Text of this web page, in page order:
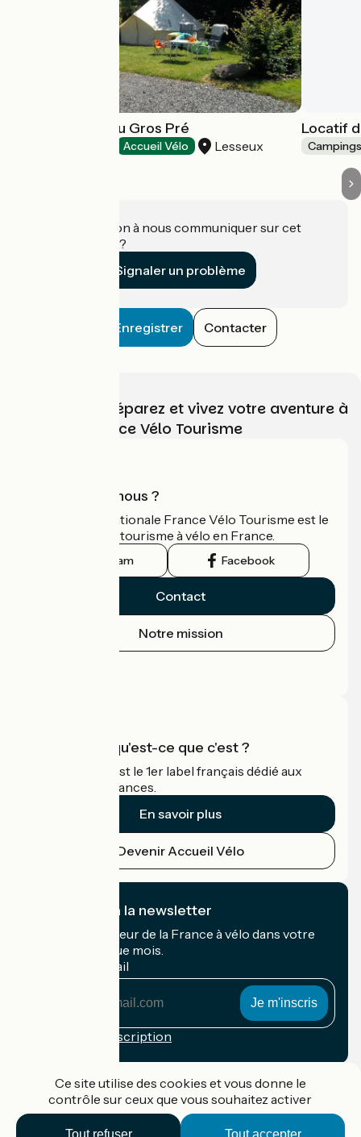
Camping-aire du Gros Pré
Accueil Vélo Lesseux
Locatif
Une information à nous communiquer sur cet
établissement ?
Signaler un problème
Enregistrer Contacter
Choisissez, préparez et vivez votre aventure à
vélo avec France Vélo Tourisme
Qui sommes-nous ?
L'association nationale France Vélo Tourisme est le
guide officiel du tourisme à vélo en France.
Instagram Facebook
Contact
Notre mission
Accueil Vélo qu'est-ce que c'est ?
Accueil Vélo c'est le 1er label français dédié aux
cyclistes en vacances.
En savoir plus
Devenir Accueil Vélo
Je m'abonne à la newsletter
Recevez le meilleur de la France à vélo dans votre
boîte mail chaque mois.
Mon adresse mail
Conditions d'inscription
Ce site utilise des cookies et vous donne le
contrôle sur ceux que vous souhaitez activer
Tout accepter
Tout refuser